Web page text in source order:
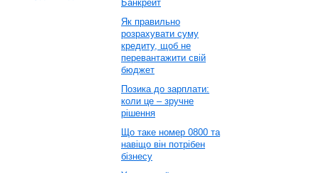
Банкрейт
Як правильно
розрахувати суму
кредиту, щоб не
перевантажити свій
бюджет
Позика до зарплати:
коли це – зручне
рішення
Що таке номер 0800 та
навіщо він потрібен
бізнесу